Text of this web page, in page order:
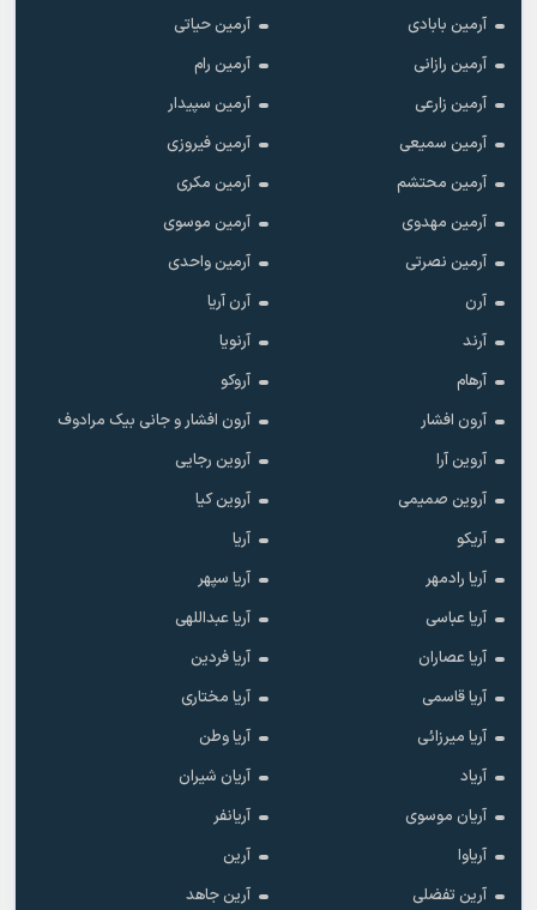
آرمین بابادی
آرمین حیاتی
آرمین رازانی
آرمین رام
آرمین زارعی
آرمین سپیدار
آرمین سمیعی
آرمین فیروزی
آرمین محتشم
آرمین مکری
آرمین مهدوی
آرمین موسوی
آرمین نصرتی
آرمین واحدی
آرن
آرن آریا
آرند
آرنویا
آرهام
آروکو
آرون افشار
آرون افشار و جانی بیک مرادوف
آروین آرا
آروین رجایی
آروین صمیمی
آروین کیا
آریکو
آریا
آریا رادمهر
آریا سپهر
آریا عباسی
آریا عبداللهی
آریا عصاران
آریا فردین
آریا قاسمی
آریا مختاری
آریا میرزائی
آریا وطن
آریاد
آریان شیران
آریان موسوی
آریانفر
آریاوا
آرین
آرین تفضلی
آرین جاهد